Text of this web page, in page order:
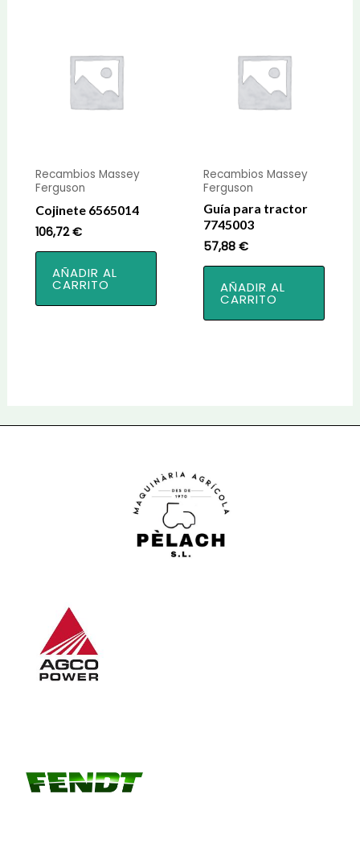
Recambios Massey
Ferguson
Cojinete 6565014
106,72€
AÑADIR AL
CARRITO
Recambios Massey
Ferguson
Guía para tractor
7745003
57,88€
AÑADIR AL
CARRITO